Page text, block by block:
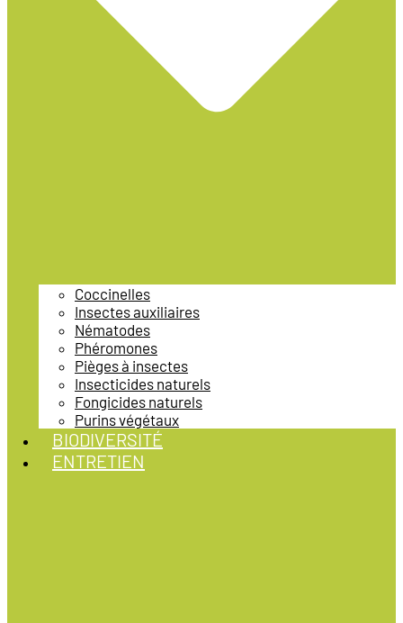
Coccinelles
Insectes auxiliaires
Nématodes
Phéromones
Pièges à insectes
Insecticides naturels
Fongicides naturels
Purins végétaux
BIODIVERSITÉ
ENTRETIEN